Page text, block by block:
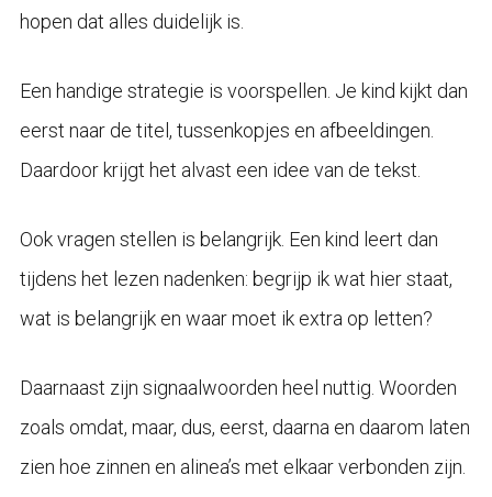
hopen dat alles duidelijk is.
Een handige strategie is voorspellen. Je kind kijkt dan
eerst naar de titel, tussenkopjes en afbeeldingen.
Daardoor krijgt het alvast een idee van de tekst.
Ook vragen stellen is belangrijk. Een kind leert dan
tijdens het lezen nadenken: begrijp ik wat hier staat,
wat is belangrijk en waar moet ik extra op letten?
Daarnaast zijn signaalwoorden heel nuttig. Woorden
zoals omdat, maar, dus, eerst, daarna en daarom laten
zien hoe zinnen en alinea’s met elkaar verbonden zijn.